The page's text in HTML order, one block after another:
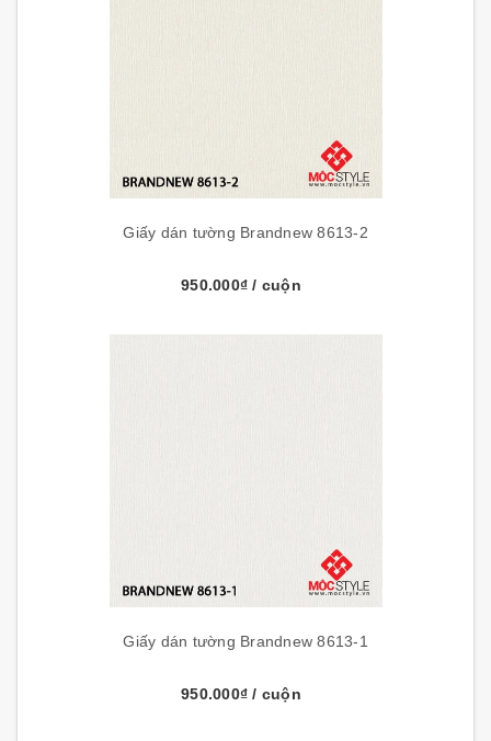
Giấy dán tường Brandnew 8613-2
950.000₫/ cuộn
Giấy dán tường Brandnew 8613-1
950.000₫/ cuộn